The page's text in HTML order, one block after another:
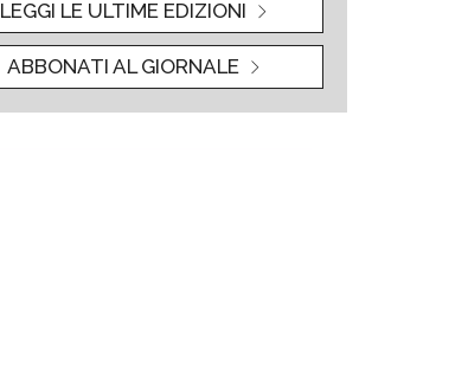
LEGGI LE ULTIME EDIZIONI
ABBONATI AL GIORNALE